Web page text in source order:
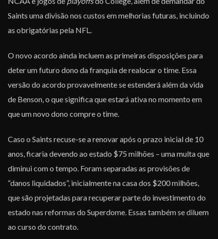
Saints uma divisão nos custos em melhorias futuras, incluindo
as obrigatórias pela NFL.
O novo acordo ainda incluem as primeiras disposições para
deter um futuro dono da franquia de realocar o time. Essa
versão do acordo provavelmente se estenderá além da vida
de Benson, o que significa que estará ativa no momento em
que um novo dono compre o time.
Caso o Saints recuse-se a renovar após o prazo inicial de 10
anos, ficaria devendo ao estado $75 milhões – uma multa que
diminui com o tempo. Foram separadas as provisões de
“danos liquidados”, inicialmente na casa dos $200 milhões,
que são projetadas para recuperar parte do investimento do
estado nas reformas do Superdome. Essas também se diluem
ao curso do contrato.